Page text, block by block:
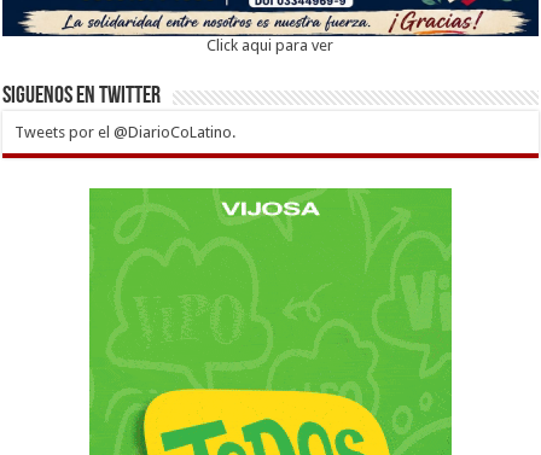
Click aqui para ver
Siguenos en twitter
Tweets por el @DiarioCoLatino.